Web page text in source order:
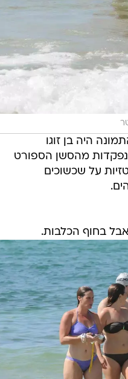
היה בן זוגו
נפקדות מהסשן הספורט
על שכשוכים
בחוף הכלבות.